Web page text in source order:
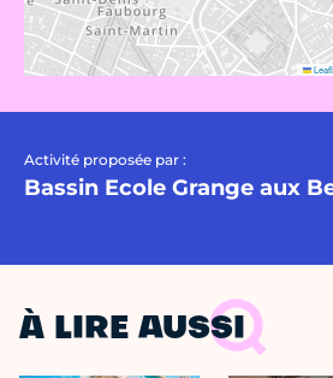
Activité proposée par :
Bassin Ecole Grange aux
À LIRE AUSSI